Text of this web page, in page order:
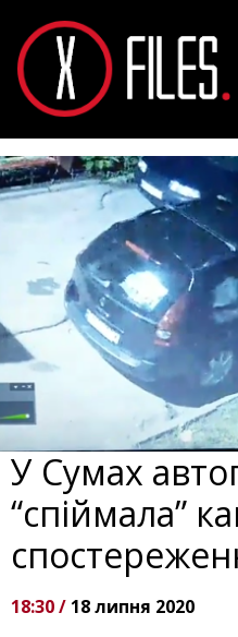
У Сумах
“спіймала”
18:30 / 18 липня 2020